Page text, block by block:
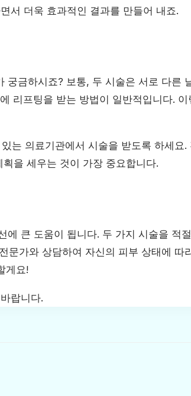
서 더욱 효과적인 결과를 만들어 내죠.
궁금하시죠? 보통, 두 시술은 서로 다른
리프팅을 받는 방법이 일반적입니다. 이
는 의료기관에서 시술을 받도록 하세요.
을 세우는 것이 가장 중요합니다.
에 큰 도움이 됩니다. 두 가지 시술을 적
문가와 상담하여 자신의 피부 상태에 따
게요!
랍니다.